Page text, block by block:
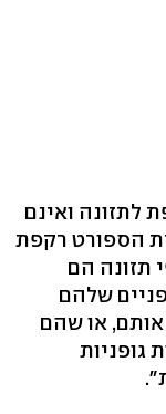
לתזונה ואינם
הספורט רקפת
תזונה הם
שלהם
אותם, או שהם
גופניות